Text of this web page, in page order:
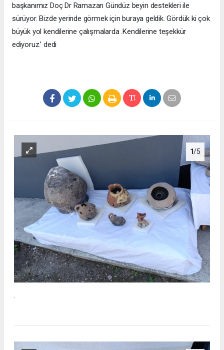
başkanımız Doç Dr Ramazan Gündüz beyin destekleri ile
sürüyor. Bizde yerinde görmek için buraya geldik. Gördük ki çok
büyük yol kendilerine çalışmalarda .Kendilerine teşekkür
ediyoruz.’ dedi
1/5
.